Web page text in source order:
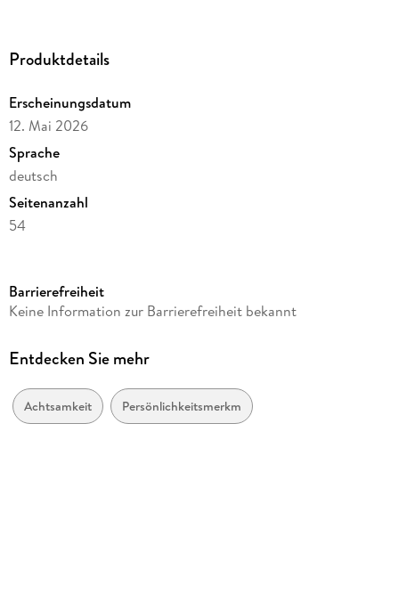
Athesia Kalenderverlag finden Sie immer das Richtige für
sich!
Produktdetails
Erscheinungsdatum
12. Mai 2026
Sprache
deutsch
Seitenanzahl
54
Verlag/Hersteller
Produktart
Gewicht
520 g
Barrierefreiheit
Keine Information zur Barrierefreiheit bekannt
Entdecken Sie mehr
Achtsamkeit Persönlichkeitsmerkmale